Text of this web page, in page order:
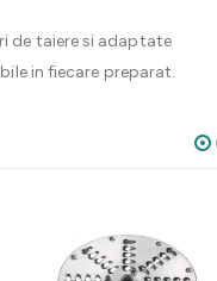
de taiere si adaptate
in fiecare preparat.